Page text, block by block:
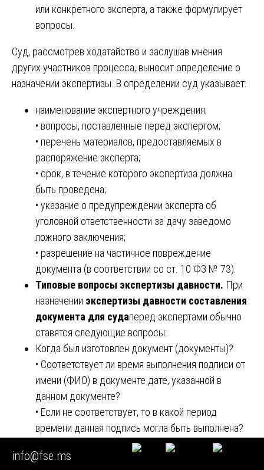
или конкретного эксперта, а также формулирует
вопросы.
Суд, рассмотрев ходатайство и заслушав мнения
других участников процесса, выносит определение о
назначении экспертизы. В определении суд указывает:
наименование экспертного учреждения;
• вопросы, поставленные перед экспертом;
• перечень материалов, предоставляемых в
распоряжение эксперта;
• срок, в течение которого экспертиза должна
быть проведена;
• указание о предупреждении эксперта об
уголовной ответственности за дачу заведомо
ложного заключения;
• разрешение на частичное повреждение
документа (в соответствии со ст. 10 ФЗ № 73).
Типовые вопросы экспертизы давности. При
назначении экспертизы давности составления
документа для судаперед экспертами обычно
ставятся следующие вопросы:
Когда был изготовлен документ (документы)?
• Соответствует ли время выполнения подписи от
имени (ФИО) в документе дате, указанной в
данном документе?
• Если не соответствует, то в какой период
времени данная подпись могла быть выполнена?
• Соответствует ли время выполнения рукописного
текста дате, указанной в документе?
info@fse.ms